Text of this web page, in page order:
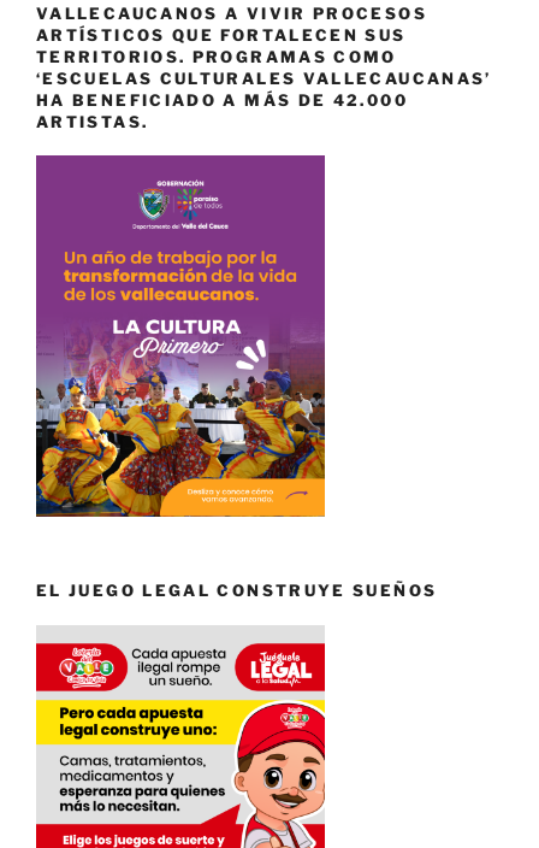
VALLECAUCANOS A VIVIR PROCESOS
ARTÍSTICOS QUE FORTALECEN SUS
TERRITORIOS. PROGRAMAS COMO
‘ESCUELAS CULTURALES VALLECAUCANAS’
HA BENEFICIADO A MÁS DE 42.000
ARTISTAS.
EL JUEGO LEGAL CONSTRUYE SUEÑOS